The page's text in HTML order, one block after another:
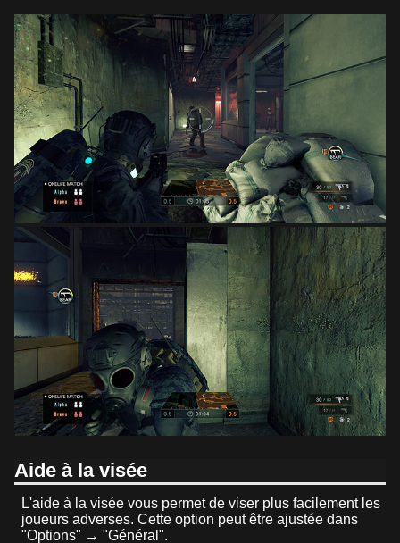
Aide à la visée
L'aide à la visée vous permet de viser plus facilement les
joueurs adverses. Cette option peut être ajustée dans
"Options" → "Général".